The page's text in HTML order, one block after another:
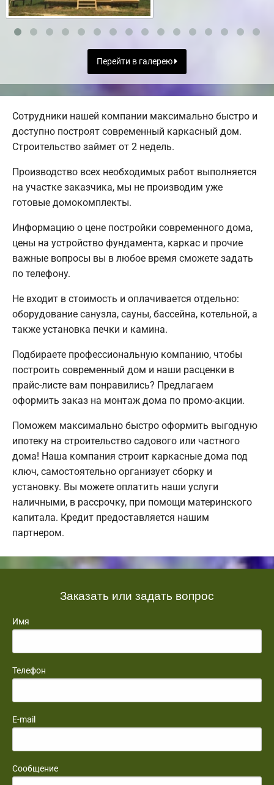
Перейти в галерею
Сотрудники нашей компании максимально быстро и
доступно построят современный каркасный дом.
Строительство займет от 2 недель.
Производство всех необходимых работ выполняется
на участке заказчика, мы не производим уже
готовые домокомплекты.
Информацию о цене постройки современного дома,
цены на устройство фундамента, каркас и прочие
важные вопросы вы в любое время сможете задать
по телефону.
Не входит в стоимость и оплачивается отдельно:
оборудование санузла, сауны, бассейна, котельной, а
также установка печки и камина.
Подбираете профессиональную компанию, чтобы
построить современный дом и наши расценки в
прайс-листе вам понравились? Предлагаем
оформить заказ на монтаж дома по промо-акции.
Поможем максимально быстро оформить выгодную
ипотеку на строительство садового или частного
дома! Наша компания строит каркасные дома под
ключ, самостоятельно организует сборку и
установку. Вы можете оплатить наши услуги
наличными, в рассрочку, при помощи материнского
капитала. Кредит предоставляется нашим
партнером.
Заказать или задать вопрос
Имя
Телефон
E-mail
Сообщение